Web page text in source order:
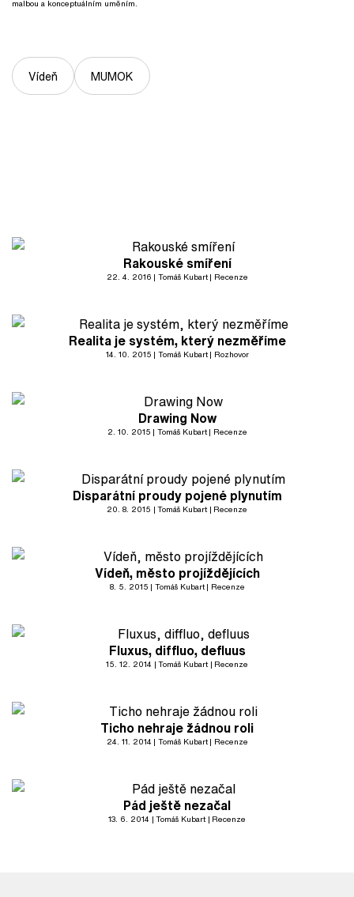
malbou a konceptuálním uměním.
Vídeň MUMOK
Rakouské smíření
22. 4. 2016 Tomáš Kubart Recenze
Realita je systém, který nezměříme
14. 10. 2015 Tomáš Kubart Rozhovor
Drawing Now
2. 10. 2015 Tomáš Kubart Recenze
Disparátní proudy pojené plynutím
20. 8. 2015 Tomáš Kubart Recenze
Vídeň, město projíždějících
8. 5. 2015 Tomáš Kubart Recenze
Fluxus, diffluo, defluus
15. 12. 2014 Tomáš Kubart Recenze
Ticho nehraje žádnou roli
24. 11. 2014 Tomáš Kubart Recenze
Pád ještě nezačal
13. 6. 2014 Tomáš Kubart Recenze